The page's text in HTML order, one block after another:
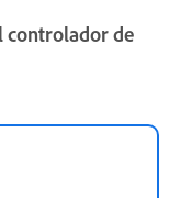
controlador de